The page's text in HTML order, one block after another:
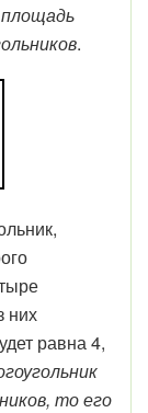
площадь
.
них
равна 4,
то его